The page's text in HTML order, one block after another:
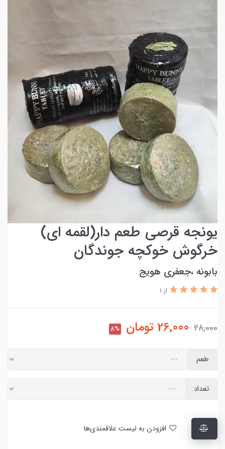
یونجه قرصی طعم دار(لقمه ای)
خرگوش خوکچه جوندگان
بابونه ،جعفری هویج
از 1
28,000
26,000 تومان 8%
طعم
تعداد